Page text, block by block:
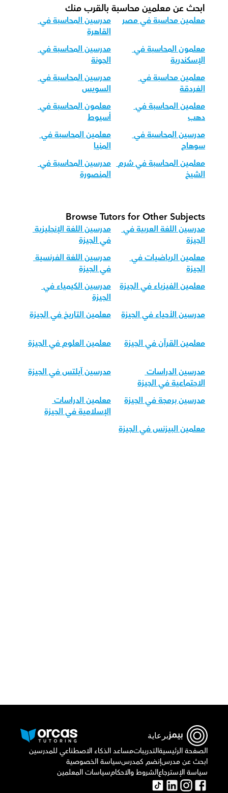
ابحث عن معلمين محاسبة بالقرب منك
معلمين محاسبة في مصر مدرسين المحاسبة في
القاهرة
معلمون المحاسبة في
الإسكندرية
مدرسين المحاسبة في
الجونة
معلمين محاسبة في
الغردقة
مدرسين المحاسبة في
السويس
معلمين المحاسبة في
دهب
معلمون المحاسبة في
أسيوط
مدرسين المحاسبة في
سوهاج
معلمين المحاسبة في
المنيا
معلمين المحاسبة في شرم
الشيخ
مدرسين المحاسبة في
المنصورة
Browse Tutors for Other Subjects
مدرسين اللغة العربية في
الجيزة
مدرسين اللغة الإنجليزية
في الجيزة
معلمين الرياضيات في
الجيزة
مدرسين اللغة الفرنسية
في الجيزة
معلمين الفيزياء في الجيزة
مدرسين الكيمياء في
الجيزة
مدرسين الأحياء في الجيزة
معلمين التاريخ في الجيزة
معلمين القرآن في الجيزة
معلمين العلوم في الجيزة
مدرسين الدراسات
الاجتماعية في الجيزة
مدرسين آيلتس في الجيزة
مدرسين برمجة في الجيزة
معلمين الدراسات
الإسلامية في الجيزة
معلمين البيزنس في الجيزة
برعاية
الصفحة الرئيسيةالتدريباتمساعد الذكاء الاصطناعي للمدرسين
ابحث عن مدرسإنضم كمدرسسياسة الخصوصية
سياسة الإسترجاعالشروط والاحكامسياسات المعلمين